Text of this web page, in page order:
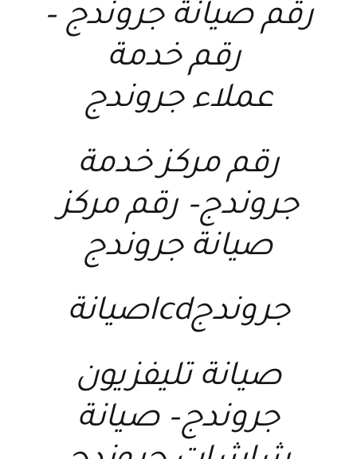
رقم صيانة جروندج –
رقم خدمة
عملاء جروندج
رقم مركز خدمة
جروندج–رقم مركز
صيانة جروندج
جروندجlcdصيانة
صيانة تليفزيون
جروندج–صيانة